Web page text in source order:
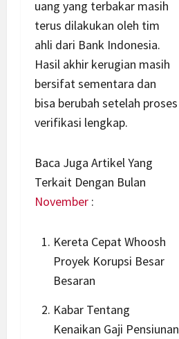
uang yang terbakar masih
terus dilakukan oleh tim
ahli dari Bank Indonesia.
Hasil akhir kerugian masih
bersifat sementara dan
bisa berubah setelah proses
verifikasi lengkap.
Baca Juga Artikel Yang
Terkait Dengan Bulan
November :
Kereta Cepat Whoosh
Proyek Korupsi Besar
Besaran
Kabar Tentang
Kenaikan Gaji Pensiunan